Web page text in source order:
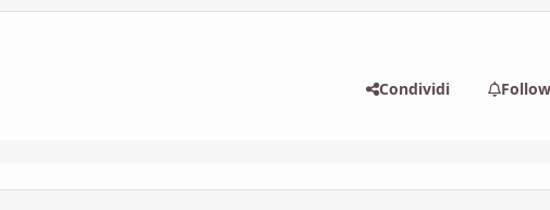
Condividi